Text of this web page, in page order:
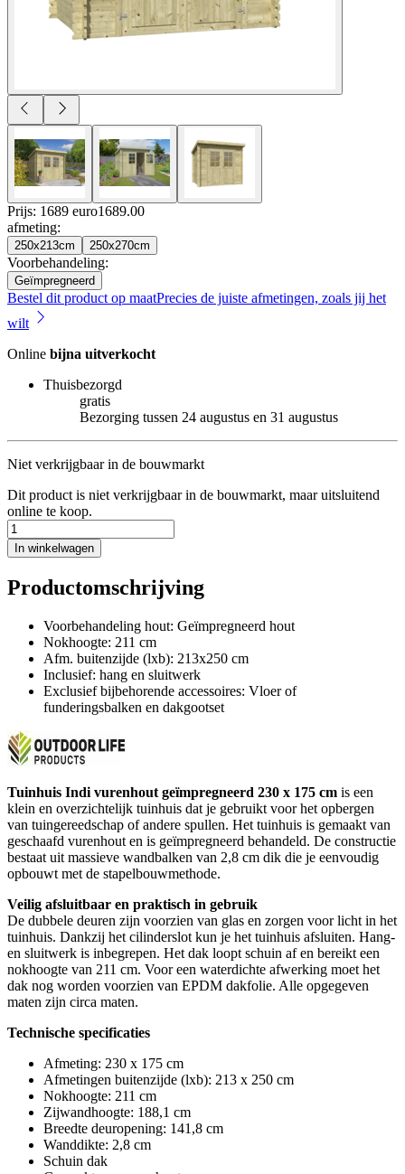
Prijs: 1689 euro1689.00
afmeting:
250x213cm 250x270cm
Voorbehandeling:
Geïmpregneerd
Bestel dit product op maatPrecies de juiste afmetingen, zoals jij het
wilt
Online bijna uitverkocht
Thuisbezorgd
gratis
Bezorging tussen 24 augustus en 31 augustus
Niet verkrijgbaar in de bouwmarkt
Dit product is niet verkrijgbaar in de bouwmarkt, maar uitsluitend
online te koop.
In winkelwagen
Productomschrijving
Voorbehandeling hout: Geïmpregneerd hout
Nokhoogte: 211 cm
Afm. buitenzijde (lxb): 213x250 cm
Inclusief: hang en sluitwerk
Exclusief bijbehorende accessoires: Vloer of
funderingsbalken en dakgootset
Tuinhuis Indi vurenhout geïmpregneerd 230 x 175 cm is een
klein en overzichtelijk tuinhuis dat je gebruikt voor het opbergen
van tuingereedschap of andere spullen. Het tuinhuis is gemaakt van
geschaafd vurenhout en is geïmpregneerd behandeld. De constructie
bestaat uit massieve wandbalken van 2,8 cm dik die je eenvoudig
opbouwt met de stapelbouwmethode.
Veilig afsluitbaar en praktisch in gebruik
De dubbele deuren zijn voorzien van glas en zorgen voor licht in het
tuinhuis. Dankzij het cilinderslot kun je het tuinhuis afsluiten. Hang-
en sluitwerk is inbegrepen. Het dak loopt schuin af en bereikt een
nokhoogte van 211 cm. Voor een waterdichte afwerking moet het
dak nog worden voorzien van EPDM dakfolie. Alle opgegeven
maten zijn circa maten.
Technische specificaties
Afmeting: 230 x 175 cm
Afmetingen buitenzijde (lxb): 213 x 250 cm
Nokhoogte: 211 cm
Zijwandhoogte: 188,1 cm
Breedte deuropening: 141,8 cm
Wanddikte: 2,8 cm
Schuin dak